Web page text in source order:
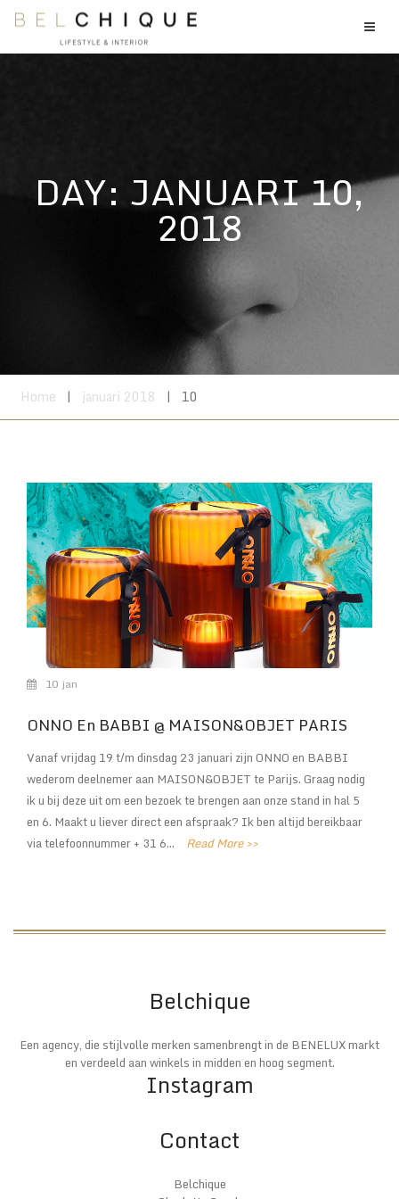
DAY: JANUARI 10,
2018
Home | januari 2018 | 10
10 jan
ONNO En BABBI @ MAISON&OBJET PARIS
Vanaf vrijdag 19 t/m dinsdag 23 januari zijn ONNO en BABBI
wederom deelnemer aan MAISON&OBJET te Parijs. Graag nodig
ik u bij deze uit om een bezoek te brengen aan onze stand in hal 5
en 6. Maakt u liever direct een afspraak? Ik ben altijd bereikbaar
via telefoonnummer + 31 6...
Read More >>
Belchique
Een agency, die stijlvolle merken samenbrengt in de BENELUX markt
en verdeeld aan winkels in midden en hoog segment.
Instagram
Contact
Belchique